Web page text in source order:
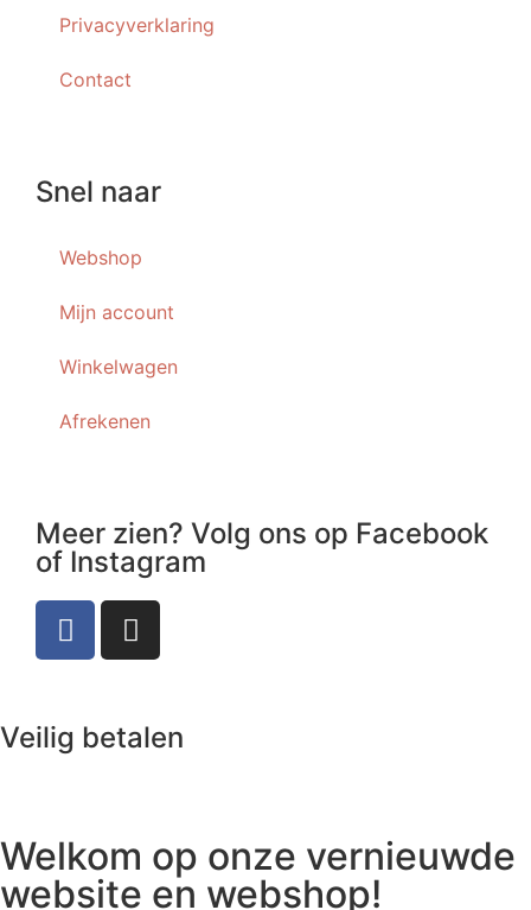
Privacyverklaring
Contact
Snel naar
Webshop
Mijn account
Winkelwagen
Afrekenen
Meer zien? Volg ons op Facebook
of Instagram
Veilig betalen
Welkom op onze vernieuwde
website en webshop!